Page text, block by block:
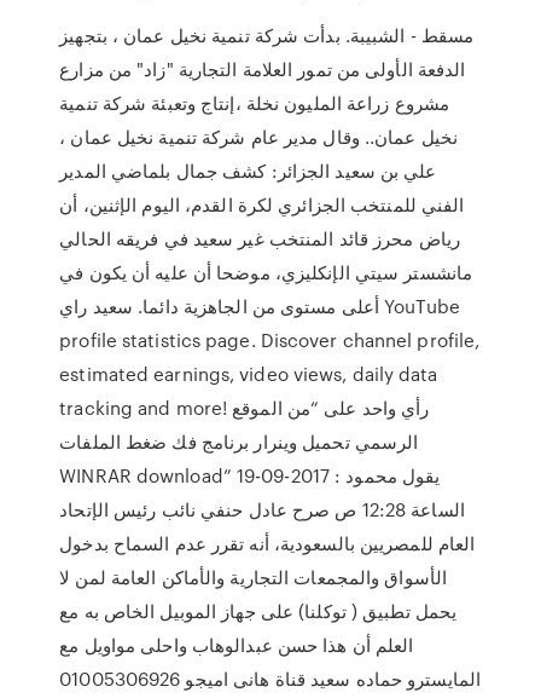
مسقط - الشبيبة. بدأت شركة تنمية نخيل عمان ، بتجهيز
الدفعة الأولى من تمور العلامة التجارية "زاد" من مزارع
مشروع زراعة المليون نخلة ،إنتاج وتعبئة شركة تنمية
نخيل عمان.. وقال مدير عام شركة تنمية نخيل عمان ،
علي بن سعيد الجزائر: كشف جمال بلماضي المدير
الفني للمنتخب الجزائري لكرة القدم، اليوم الإثنين، أن
رياض محرز قائد المنتخب غير سعيد في فريقه الحالي
مانشستر سيتي الإنكليزي، موضحا أن عليه أن يكون في
أعلى مستوى من الجاهزية دائما. سعيد راي YouTube
profile statistics page. Discover channel profile,
estimated earnings, video views, daily data
tracking and more! رأي واحد على “من الموقع
الرسمي تحميل وينرار برنامج فك ضغط الملفات
WINRAR download” يقول محمود : 2017-09-19
الساعة 12:28 ص صرح عادل حنفي نائب رئيس الإتحاد
العام للمصريين بالسعودية، أنه تقرر عدم السماح بدخول
الأسواق والمجمعات التجارية والأماكن العامة لمن لا
يحمل تطبيق ( توكلنا) على جهاز الموبيل الخاص به مع
العلم أن هذا حسن عبدالوهاب واحلى مواويل مع
المايسترو حماده سعيد قناة هانى اميجو 01005306926